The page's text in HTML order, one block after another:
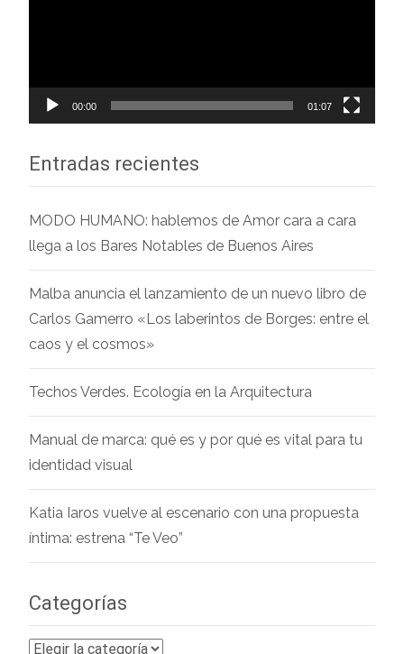
00:00 01:07
Entradas recientes
MODO HUMANO: hablemos de Amor cara a cara
llega a los Bares Notables de Buenos Aires
Malba anuncia el lanzamiento de un nuevo libro de
Carlos Gamerro «Los laberintos de Borges: entre el
caos y el cosmos»
Techos Verdes. Ecología en la Arquitectura
Manual de marca: qué es y por qué es vital para tu
identidad visual
Katia Iaros vuelve al escenario con una propuesta
íntima: estrena “Te Veo”
Categorías
Categorías